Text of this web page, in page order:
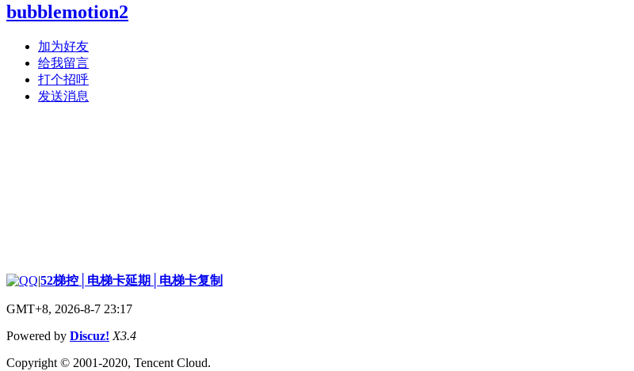
bubblemotion2
加为好友
给我留言
打个招呼
发送消息
|52梯控│电梯卡延期│电梯卡复制
GMT+8, 2026-8-7 23:17
Powered by Discuz! X3.4
Copyright © 2001-2020, Tencent Cloud.